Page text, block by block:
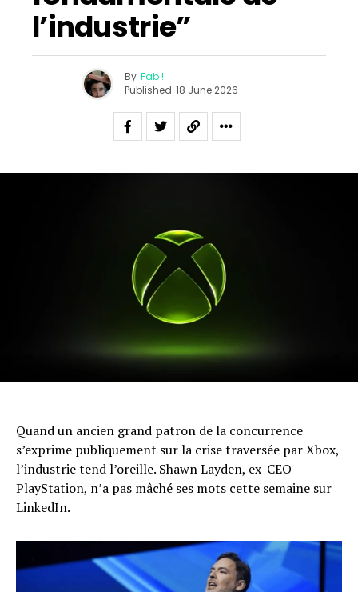
l’industrie”
By Fab !
Published 18 June 2026
Quand un ancien grand patron de la concurrence
s’exprime publiquement sur la crise traversée par Xbox,
l’industrie tend l’oreille. Shawn Layden, ex-CEO
PlayStation, n’a pas mâché ses mots cette semaine sur
LinkedIn.